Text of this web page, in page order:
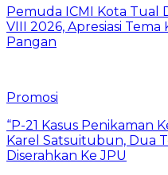
Pemuda ICMI Kota Tual
VIII 2026, Apresiasi
Pangan
Promosi
“P-21 Kasus Penikaman
Karel Satsuitubun, Dua
Diserahkan Ke JPU